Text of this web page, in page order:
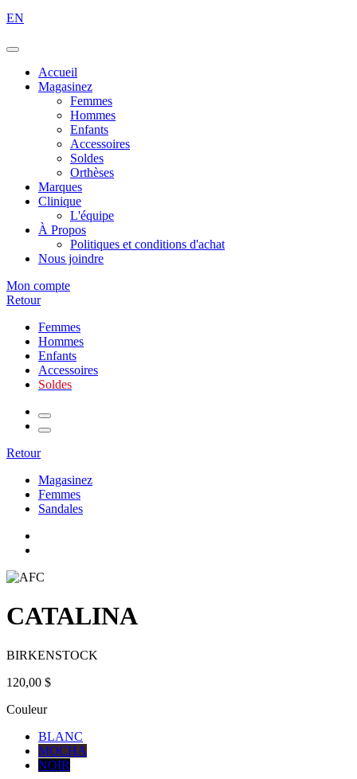
EN
Accueil
Magasinez
Femmes
Hommes
Enfants
Accessoires
Soldes
Orthèses
Marques
Clinique
L'équipe
À Propos
Politiques et conditions d'achat
Nous joindre
Mon compte
Retour
Femmes
Hommes
Enfants
Accessoires
Soldes
Retour
Magasinez
Femmes
Sandales
CATALINA
BIRKENSTOCK
120,00 $
Couleur
BLANC
MOCHA
NOIR